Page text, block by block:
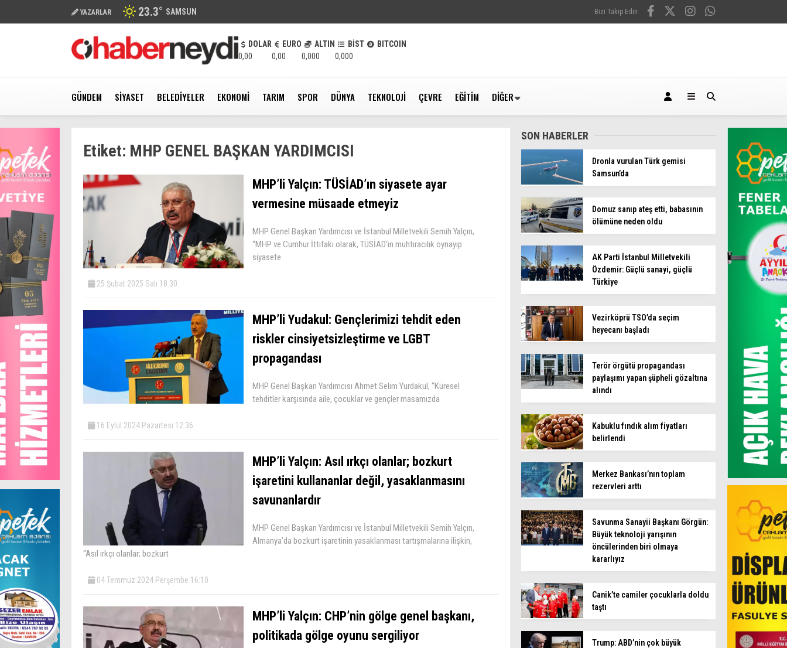
YAZARLAR 23.3° SAMSUN Bizi Takip Edin
DOLAR
0,00
EURO
0,00
ALTIN
0,000
BİST
0,000
BITCOIN
GÜNDEM SIYASET BELEDIYELER EKONOMI TARIM SPOR DÜNYA TEKNOLOJI ÇEVRE EĞITIM DIĞER
Etiket: MHP GENEL BAŞKAN YARDIMCISI
MHP’li Yalçın: TÜSİAD’ın siyasete ayar
vermesine müsaade etmeyiz
MHP Genel Başkan Yardımcısı ve İstanbul Milletvekili Semih Yalçın,
“MHP ve Cumhur İttifakı olarak, TÜSİAD‘ın muhtıracılık oynayıp
siyasete
25 Şubat 2025 Salı 18:30
MHP’li Yudakul: Gençlerimizi tehdit eden
riskler cinsiyetsizleştirme ve LGBT
propagandası
MHP Genel Başkan Yardımcısı Ahmet Selim Yurdakul, “Küresel
tehditler karşısında aile, çocuklar ve gençler masamızda
16 Eylül 2024 Pazartesi 12:36
MHP’li Yalçın: Asıl ırkçı olanlar; bozkurt
işaretini kullananlar değil, yasaklanmasını
savunanlardır
MHP Genel Başkan Yardımcısı ve İstanbul Milletvekili Semih Yalçın,
Almanya’da bozkurt işaretinin yasaklanması tartışmalarına ilişkin,
“Asıl ırkçı olanlar; bozkurt
04 Temmuz 2024 Perşembe 16:10
MHP’li Yalçın: CHP’nin gölge genel başkanı,
politikada gölge oyunu sergiliyor
SON HABERLER
Dronla vurulan Türk gemisi
Samsun’da
Domuz sanıp ateş etti, babasının
ölümüne neden oldu
AK Parti İstanbul Milletvekili
Özdemir: Güçlü sanayi, güçlü
Türkiye
Vezirköprü TSO’da seçim
heyecanı başladı
Terör örgütü propagandası
paylaşımı yapan şüpheli gözaltına
alındı
Kabuklu fındık alım fiyatları
belirlendi
Merkez Bankası’nın toplam
rezervleri arttı
Savunma Sanayii Başkanı Görgün:
Büyük teknoloji yarışının
öncülerinden biri olmaya
kararlıyız
Canik’te camiler çocuklarla doldu
taştı
Trump: ABD’nin çok büyük